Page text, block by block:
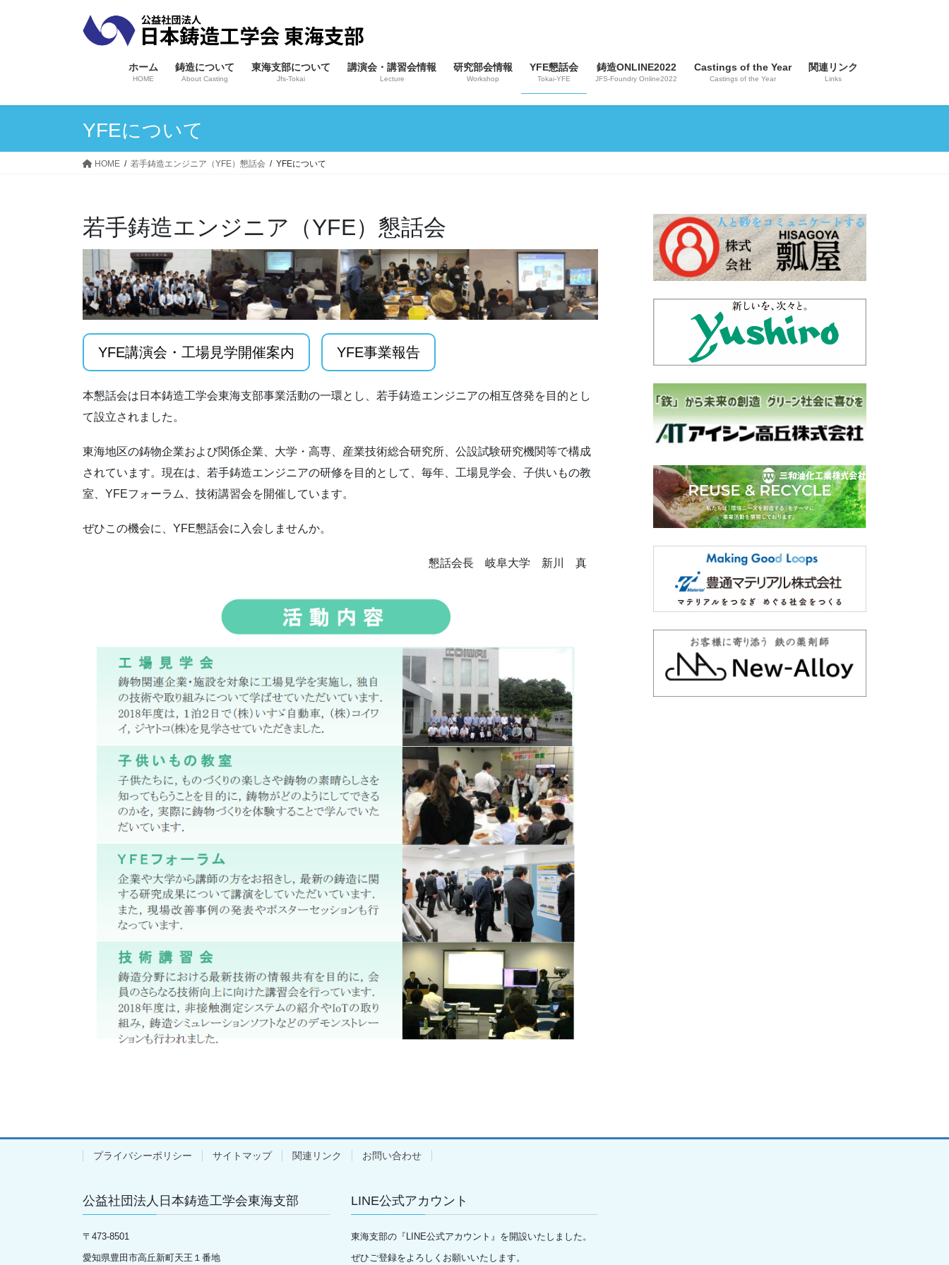
ス
ン
ホーム
HOME
鋳造について
About Casting
東海支部について
Jfs-Tokai
講演会・講習会情報
Lecture
研究部会情報
Workshop
YFE懇話会
Tokai-YFE
鋳造ONLINE2022
JFS-Foundry Online2022
Castings of the Year
Castings of the Year
関連リンク
Links
YFEについて
HOME 若手鋳造エンジニア（YFE）懇話会 YFEについて
若手鋳造エンジニア（YFE）懇話会
YFE講演会・工場見学開催案内 YFE事業報告
本懇話会は日本鋳造工学会東海支部事業活動の一環とし、若手鋳造エンジニアの相互啓発を目的とし
て設立されました。
東海地区の鋳物企業および関係企業、大学・高専、産業技術総合研究所、公設試験研究機関等で構成
されています。現在は、若手鋳造エンジニアの研修を目的として、毎年、工場見学会、子供いもの教
室、YFEフォーラム、技術講習会を開催しています。
ぜひこの機会に、YFE懇話会に入会しませんか。
懇話会長 岐阜大学 新川 真
プライバシーポリシー サイトマップ 関連リンク お問い合わせ
公益社団法人日本鋳造工学会東海支部
〒 473-8501
愛知県豊田市高丘新町天王１番地
LINE公式アカウント
東海支部の『LINE公式アカウント』を開設いたしました。
ぜひご登録をよろしくお願いいたします。